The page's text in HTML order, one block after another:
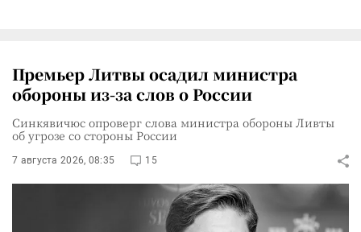
Премьер Литвы осадил министра
обороны из-за слов о России
Синкявичюс опроверг слова министра обороны Ливты
об угрозе со стороны России
7 августа 2026, 08:35 15